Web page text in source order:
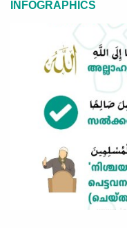
INFOGRAPHICS